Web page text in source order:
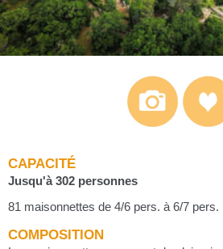
CAPACITÉ
Jusqu'à 302 personnes
81 maisonnettes de 4/6 pers. à 6/7 pers.
COMPOSITION